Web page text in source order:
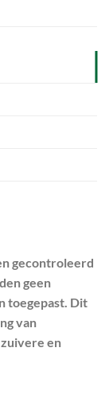
gecontroleerd
geen
toegepast. Dit
van
en